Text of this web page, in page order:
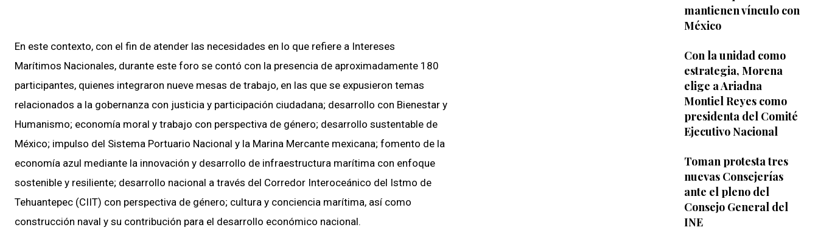
En este contexto, con el fin de atender las necesidades en lo que refiere a Intereses
Marítimos Nacionales, durante este foro se contó con la presencia de aproximadamente 180
participantes, quienes integraron nueve mesas de trabajo, en las que se expusieron temas
relacionados a la gobernanza con justicia y participación ciudadana; desarrollo con Bienestar y
Humanismo; economía moral y trabajo con perspectiva de género; desarrollo sustentable de
México; impulso del Sistema Portuario Nacional y la Marina Mercante mexicana; fomento de la
economía azul mediante la innovación y desarrollo de infraestructura marítima con enfoque
sostenible y resiliente; desarrollo nacional a través del Corredor Interoceánico del Istmo de
Tehuantepec (CIIT) con perspectiva de género; cultura y conciencia marítima, así como
construcción naval y su contribución para el desarrollo económico nacional.
mantienen vínculo con
México
Con la unidad como
estrategia, Morena
elige a Ariadna
Montiel Reyes como
presidenta del Comité
Ejecutivo Nacional
Toman protesta tres
nuevas Consejerías
ante el pleno del
Consejo General del
INE